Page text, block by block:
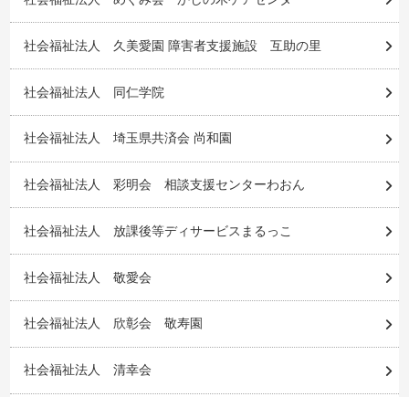
社会福祉法人 久美愛園 障害者支援施設 互助の里
社会福祉法人 同仁学院
社会福祉法人 埼玉県共済会 尚和園
社会福祉法人 彩明会 相談支援センターわおん
社会福祉法人 放課後等ディサービスまるっこ
社会福祉法人 敬愛会
社会福祉法人 欣彰会 敬寿園
社会福祉法人 清幸会